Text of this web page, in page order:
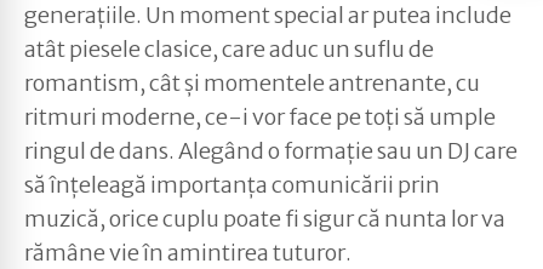
generațiile. Un moment special ar putea include
atât piesele clasice, care aduc un suflu de
romantism, cât și momentele antrenante, cu
ritmuri moderne, ce-i vor face pe toți să umple
ringul de dans. Alegând o formație sau un DJ care
să înțeleagă importanța comunicării prin
muzică, orice cuplu poate fi sigur că nunta lor va
rămâne vie în amintirea tuturor.